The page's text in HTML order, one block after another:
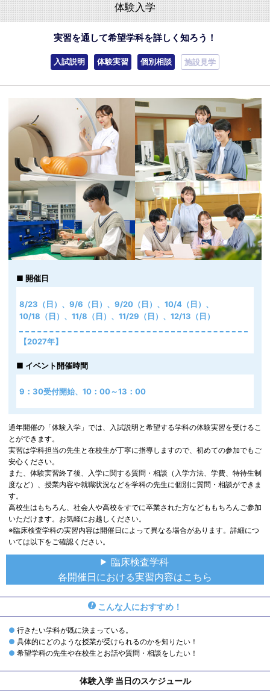
体験入学
実習を通して希望学科を詳しく知ろう！
入試説明 体験実習 個別相談 施設見学
開催日
8/23（日）、9/6（日）、9/20（日）、10/4（日）、
10/18（日）、11/8（日）、11/29（日）、12/13（日）
【2027年】
1/10（日）、1/31（日）、2/21（日）、3/14（日）、
3/28（日）
※7/12（日）ならびに8/9（日）は情報系5学科限定の開催となります
イベント開催時間
9：30受付開始、10：00～13：00
通年開催の「体験入学」では、入試説明と希望する学科の体験実習を受けるこ
とができます。
実習は学科担当の先生と在校生が丁寧に指導しますので、初めての参加でもご
安心ください。
また、体験実習終了後、入学に関する質問・相談（入学方法、学費、特待生制
度など）、授業内容や就職状況などを学科の先生に個別に質問・相談ができま
す。
高校生はもちろん、社会人や高校をすでに卒業された方などももちろんご参加
いただけます。お気軽にお越しください。
※臨床検査学科の実習内容は開催日によって異なる場合があります。詳細につ
いては以下をご確認ください。
臨床検査学科
各開催日における実習内容はこちら
こんな人におすすめ！
行きたい学科が既に決まっている。
具体的にどのような授業が受けられるのかを知りたい！
希望学科の先生や在校生とお話や質問・相談をしたい！
体験入学 当日のスケジュール